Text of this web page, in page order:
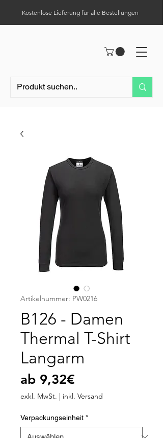
Kostenlose Lieferung für alle Bestellungen
Artikelnummer: PW0216
B126 - Damen
Thermal T-Shirt
Langarm
ab 9,32€
Preis
exkl. MwSt. | inkl. Versand
Verpackungseinheit *